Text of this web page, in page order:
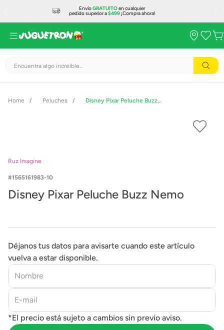
EnvíoGRATUITOen cualquier
pedido superior a$499¡Compra ahora!
Encuentra algo increíble...
Peluches Disney Pixar Peluche Buzz Nemo
Ruz Imagine
1565161983-10
Disney Pixar Peluche Buzz Nemo
Déjanos tus datos para avisarte cuando este artículo
vuelva a estar disponible.